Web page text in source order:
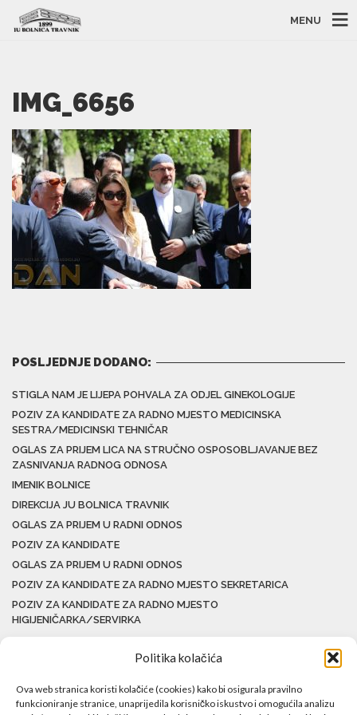
Politika kolačića
Ova web stranica koristi kolačiće (cookies) kako bi osigurala pravilno
funkcioniranje stranice, unaprijedila korisničko iskustvo i omogućila analizu
MENU
IMG_6656
POSLJEDNJE DODANO:
STIGLA NAM JE LIJEPA POHVALA ZA ODJEL GINEKOLOGIJE
POZIV ZA KANDIDATE ZA RADNO MJESTO MEDICINSKA
SESTRA/MEDICINSKI TEHNIČAR
OGLAS ZA PRIJEM LICA NA STRUČNO OSPOSOBLJAVANJE BEZ
ZASNIVANJA RADNOG ODNOSA
IMENIK BOLNICE
DIREKCIJA JU BOLNICA TRAVNIK
OGLAS ZA PRIJEM U RADNI ODNOS
POZIV ZA KANDIDATE
OGLAS ZA PRIJEM U RADNI ODNOS
POZIV ZA KANDIDATE ZA RADNO MJESTO SEKRETARICA
POZIV ZA KANDIDATE ZA RADNO MJESTO
HIGIJENIČARKA/SERVIRKA